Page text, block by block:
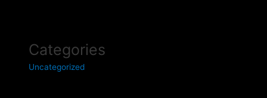
Categories
Uncategorized